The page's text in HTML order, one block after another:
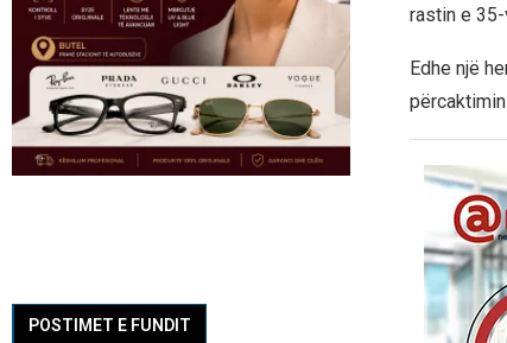
rastin e
Edhe një
POSTIMET E FUNDIT